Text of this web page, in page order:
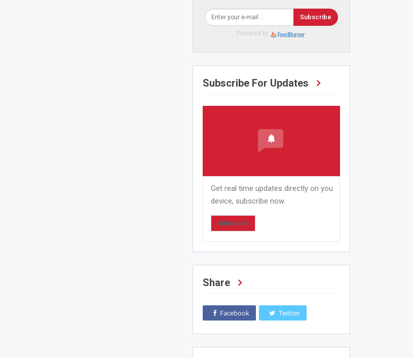
Subscribe
Powered by
Subscribe For Updates
Get real time updates directly on you
device, subscribe now.
Subscribe
Share
Facebook Twitter